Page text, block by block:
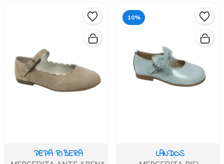
PEPA RIBERA
10%
LANDOS